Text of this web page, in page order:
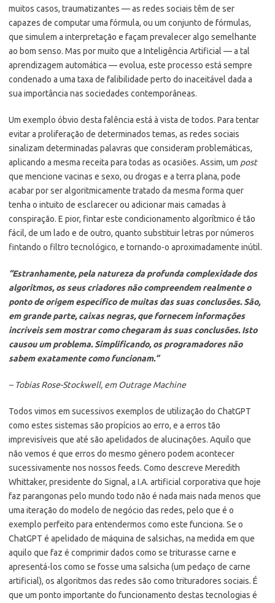
muitos casos, traumatizantes — as redes sociais têm de ser
capazes de computar uma fórmula, ou um conjunto de fórmulas,
que simulem a interpretação e façam prevalecer algo semelhante
ao bom senso. Mas por muito que a Inteligência Artificial — a tal
aprendizagem automática — evolua, este processo está sempre
condenado a uma taxa de falibilidade perto do inaceitável dada a
sua importância nas sociedades contemporâneas.
Um exemplo óbvio desta falência está à vista de todos. Para tentar
evitar a proliferação de determinados temas, as redes sociais
sinalizam determinadas palavras que consideram problemáticas,
aplicando a mesma receita para todas as ocasiões. Assim, um post
que mencione vacinas e sexo, ou drogas e a terra plana, pode
acabar por ser algoritmicamente tratado da mesma forma quer
tenha o intuito de esclarecer ou adicionar mais camadas à
conspiração. E pior, fintar este condicionamento algorítmico é tão
fácil, de um lado e de outro, quanto substituir letras por números
fintando o filtro tecnológico, e tornando-o aproximadamente inútil.
“Estranhamente, pela natureza da profunda complexidade dos
algoritmos, os seus criadores não compreendem realmente o
ponto de origem específico de muitas das suas conclusões. São,
em grande parte, caixas negras, que fornecem informações
incríveis sem mostrar como chegaram às suas conclusões. Isto
causou um problema. Simplificando, os programadores não
sabem exatamente como funcionam.”
– Tobias Rose-Stockwell, em Outrage Machine
Todos vimos em sucessivos exemplos de utilização do ChatGPT
como estes sistemas são propícios ao erro, e a erros tão
imprevisíveis que até são apelidados de alucinações. Aquilo que
não vemos é que erros do mesmo género podem acontecer
sucessivamente nos nossos feeds. Como descreve Meredith
Whittaker, presidente do Signal, a I.A. artificial corporativa que hoje
faz parangonas pelo mundo todo não é nada mais nada menos que
uma iteração do modelo de negócio das redes, pelo que é o
exemplo perfeito para entendermos como este funciona. Se o
ChatGPT é apelidado de máquina de salsichas, na medida em que
aquilo que faz é comprimir dados como se triturasse carne e
apresentá-los como se fosse uma salsicha (um pedaço de carne
artificial), os algoritmos das redes são como trituradores sociais. É
que um ponto importante do funcionamento destas tecnologias é